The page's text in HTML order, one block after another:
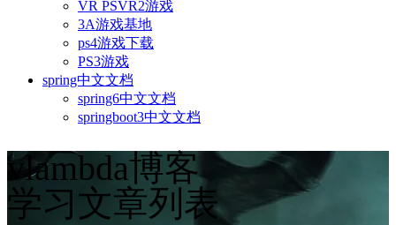
VR PSVR2游戏
3A游戏基地
ps4游戏下载
PS3游戏
spring中文文档
spring6中文文档
springboot3中文文档
vlambda博客
学习文章列表